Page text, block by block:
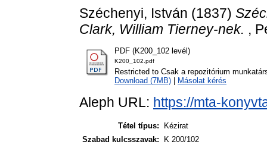
Széchenyi, István (1837)
Clark, William Tierney-nek. ,
PDF (K200_102 levél)
K200_102.pdf
Restricted to Csak a repozitórium
Download (7MB)
Másolat kérés
Aleph URL: https://mta-
Tétel típus:
Kézirat
Szabad kulcsszavak:
K 200/102